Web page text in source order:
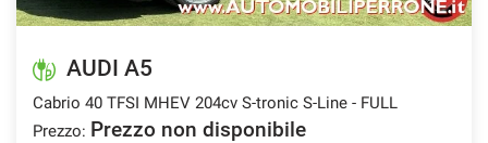
AUDI A5
Cabrio 40 TFSI MHEV 204cv S-tronic S-Line - FULL
Prezzo: Prezzo non disponibile